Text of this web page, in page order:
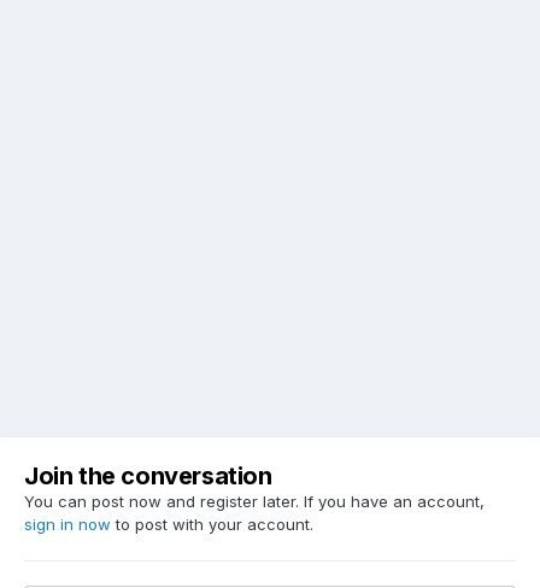
Join the conversation
You can post now and register later. If you have an account,
sign in now to post with your account.